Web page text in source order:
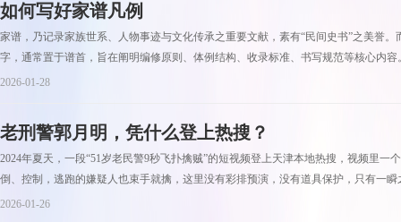
如何写好家谱凡例
家谱，乃记录家族世系、人物事迹与文化传承之重要文献，素有“民间史书”之美誉。
字，通常置于谱首，旨在阐明编修原则、体例结构、收录标准、书写规范等核心内容
2026-01-28
老刑警郭月明，凭什么登上热搜？
2024年夏天，一段“51岁老民警9秒飞扑擒贼”的短视频登上天津本地热搜，视频里一
倒、控制，逃跑的嫌疑人也束手就擒，这里没有彩排预演，没有道具保护，只有一瞬
2026-01-26